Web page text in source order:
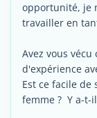
opportunité, je
travailler en
Avez vous
d'expérience
Est ce facile
femme ? Y a-t-